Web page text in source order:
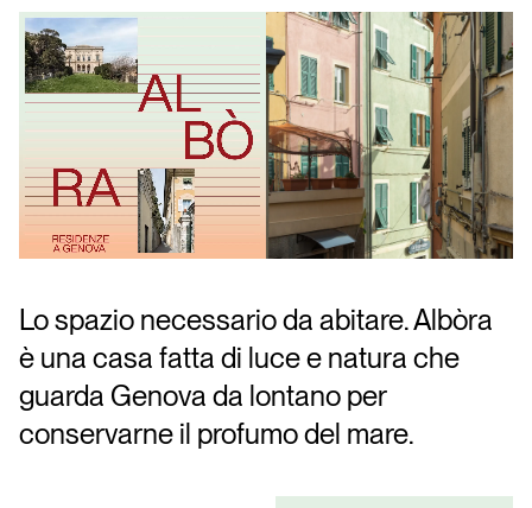
Lo spazio necessario da abitare. Albòra
è una casa fatta di luce e natura che
guarda Genova da lontano per
conservarne il profumo del mare.